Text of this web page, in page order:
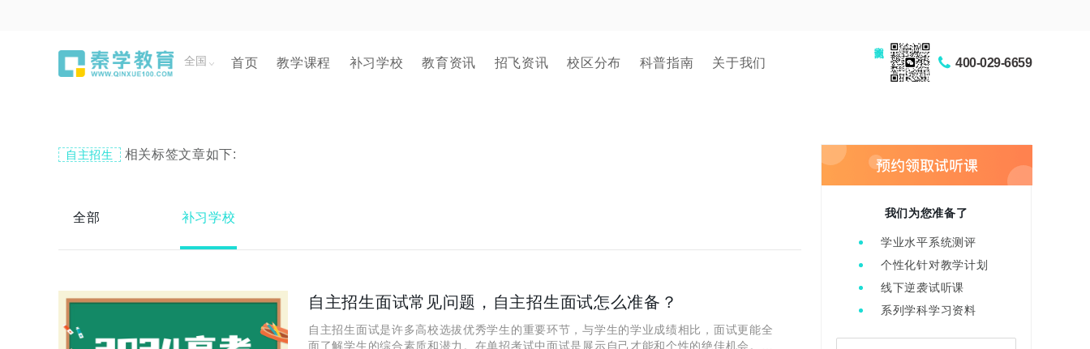
全国 首页 教学课程 补习学校 教育资讯 招飞资讯 校区分布 科普指南 关于我们 400-029-6659
自主招生 相关标签文章如下:
全部 补习学校
自主招生面试常见问题，自主招生面试怎么准备？
自主招生面试是许多高校选拔优秀学生的重要环节，与学生的学业成绩相比，面试更能全
面了解学生的综合素质和潜力。在单招考试中面试是展示自己才能和个性的绝佳机会。面
我们为您准备了
学业水平系统测评
个性化针对教学计划
线下逆袭试听课
系列学科学习资料